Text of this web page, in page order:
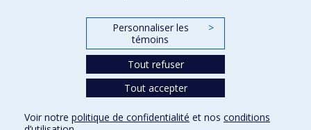
Conditions d’utilisation
Personnaliser les
témoins
>
Tout refuser
Tout accepter
Voir notre politique de confidentialité et nos conditions